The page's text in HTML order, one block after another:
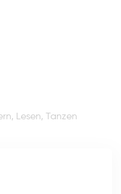
Lesen, Tanzen